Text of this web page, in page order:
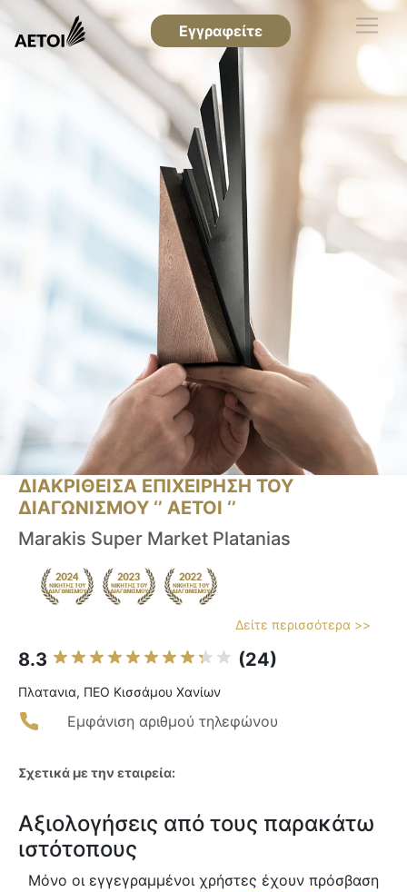
Εγγραφείτε
ΔΙΑΚΡΙΘΕΙΣΑ ΕΠΙΧΕΙΡΗΣΗ ΤΟΥ
ΔΙΑΓΩΝΙΣΜΟΥ ‘’ ΑΕΤΟΙ ‘’
Marakis Super Market Platanias
Δείτε περισσότερα >>
8.3 (24)
Πλατανια, ΠΕΟ Κισσάμου Χανίων
Εμφάνιση αριθμού τηλεφώνου
Σχετικά με την εταιρεία:
Αξιολογήσεις από τους παρακάτω
ιστότοπους
Μόνο οι εγγεγραμμένοι χρήστες έχουν πρόσβαση